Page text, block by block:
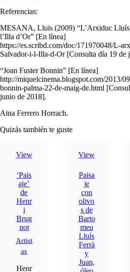
Referencias:
MESANA, Lluis (2009) “L’Arxiduc Lluís
l’Illa d’Or” [En línea]
https://es.scribd.com/doc/171970048/L-
Salvador-i-l-Illa-d-Or [Consulta día 19 de
“Joan Fuster Bonnin” [En línea]
http://miquelcinema.blogspot.com/2013/
bonnin-palma-22-de-maig-de.html
junio de 2018].
Aina Ferrero Horrach.
Quizás también te guste
View
‘Pais
aje’
de
Henr
i
Brug
not
Artist
as
Henr
View
Paisa
je
con
olivo
s de
Barto
meu
Lluís
Ferrà
y
Juan,